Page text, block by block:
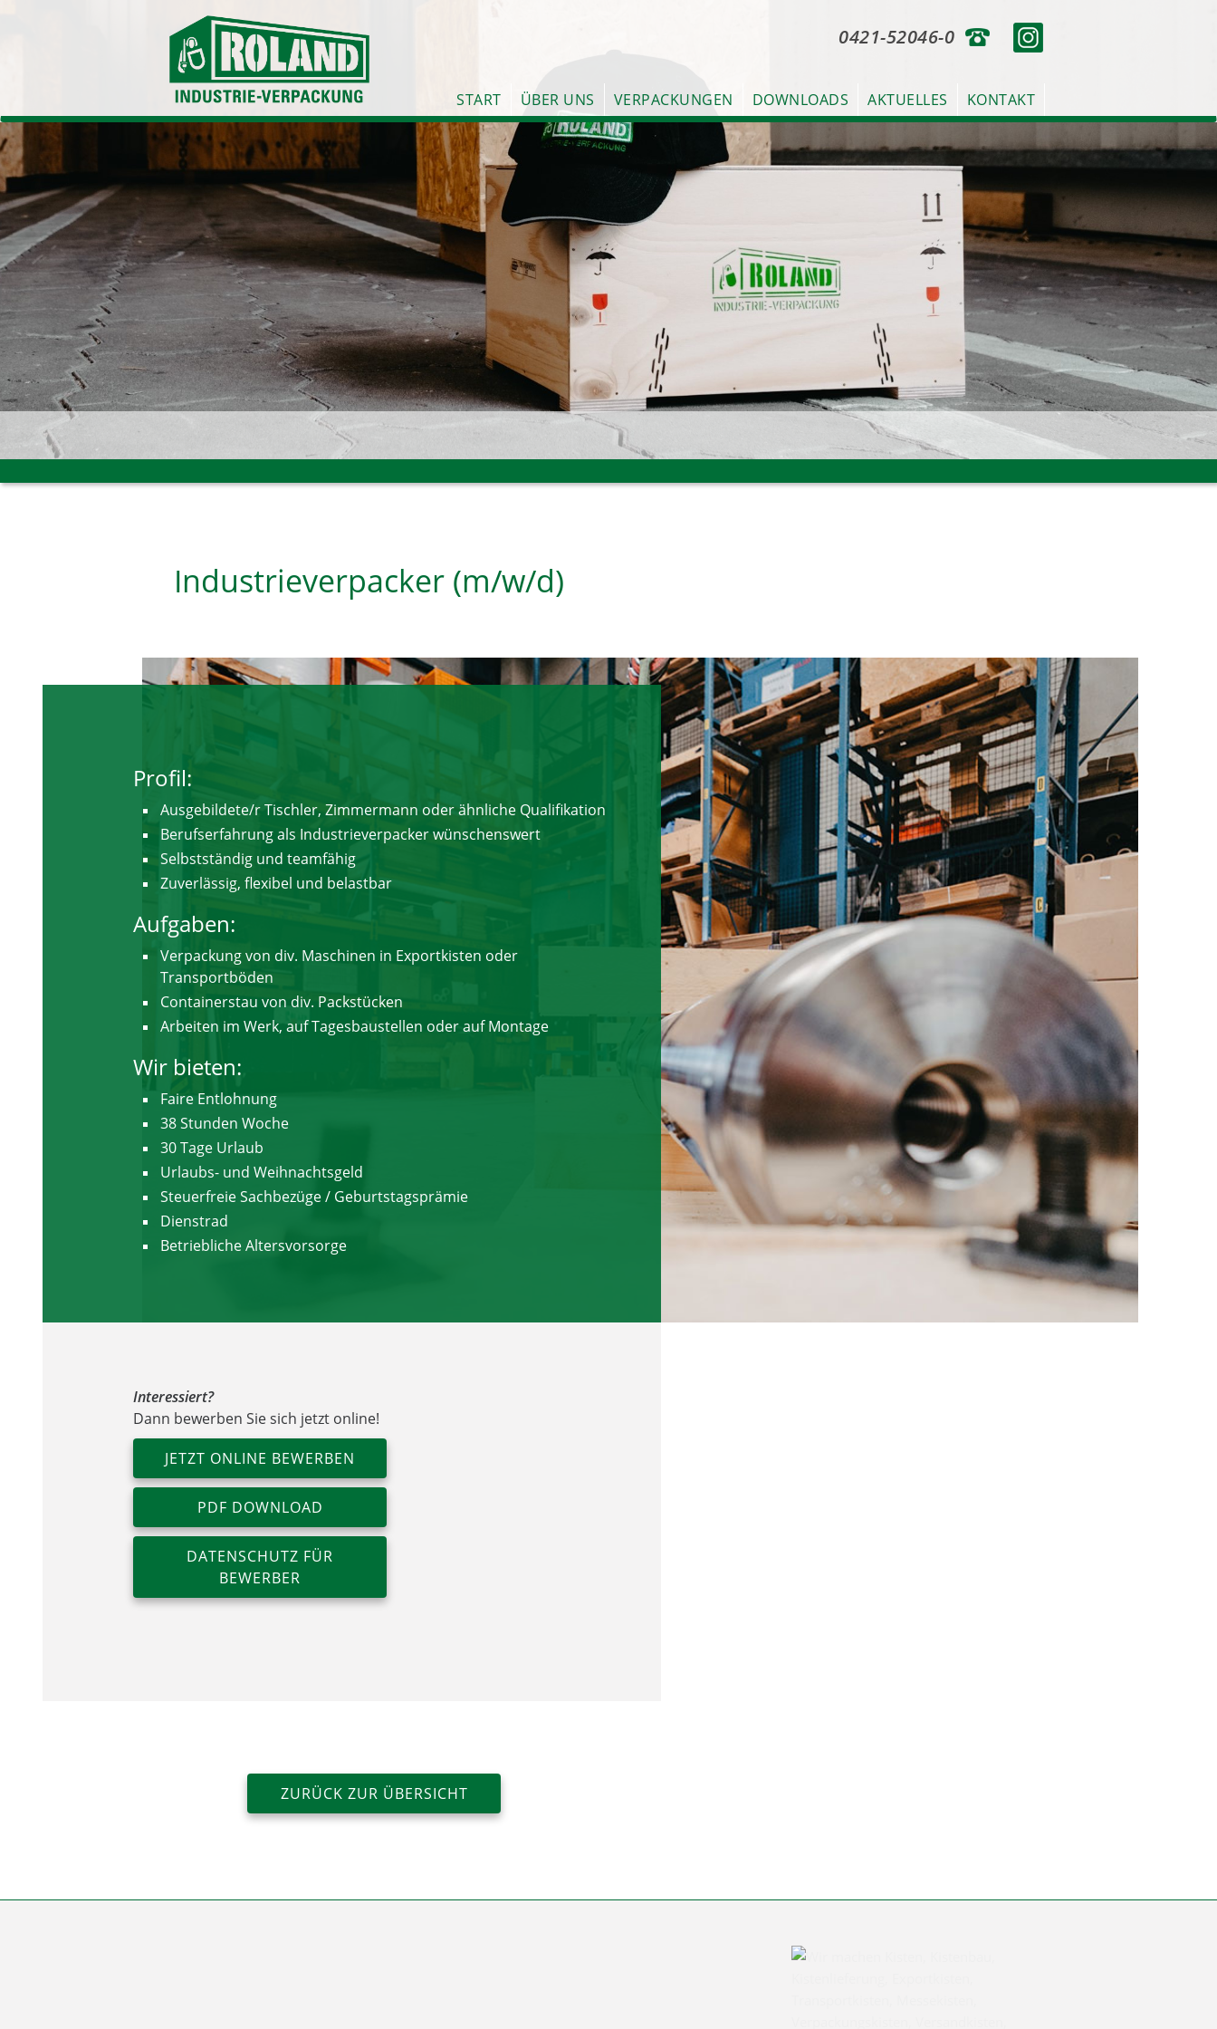
0421-52046-0
START ÜBER UNS VERPACKUNGEN DOWNLOADS AKTUELLES KONTAKT
Industrieverpacker (m/w/d)
Profil:
Ausgebildete/r Tischler, Zimmermann oder ähnliche Qualifikation
Berufserfahrung als Industrieverpacker wünschenswert
Selbstständig und teamfähig
Zuverlässig, flexibel und belastbar
Aufgaben:
Verpackung von div. Maschinen in Exportkisten oder
Transportböden
Containerstau von div. Packstücken
Arbeiten im Werk, auf Tagesbaustellen oder auf Montage
Wir bieten:
Faire Entlohnung
38 Stunden Woche
30 Tage Urlaub
Urlaubs- und Weihnachtsgeld
Steuerfreie Sachbezüge / Geburtstagsprämie
Dienstrad
Betriebliche Altersvorsorge
Interessiert?
Dann bewerben Sie sich jetzt online!
JETZT ONLINE BEWERBEN
PDF DOWNLOAD
DATENSCHUTZ FÜR
BEWERBER
ZURÜCK ZUR ÜBERSICHT